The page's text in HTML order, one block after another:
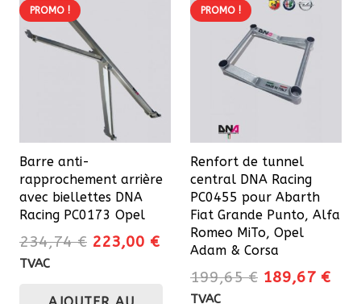
PROMO !
Barre anti-
rapprochement arrière
avec biellettes DNA
Racing PC0173 Opel
234,74€ Le
223,00 €Le
actuel
TVAC
PROMO !
Renfort de tunnel
central DNA Racing
PC0455 pour Abarth
Fiat Grande Punto, Alfa
Romeo MiTo, Opel
Adam & Corsa
199,65€ Le
189,67 €Le
TVAC